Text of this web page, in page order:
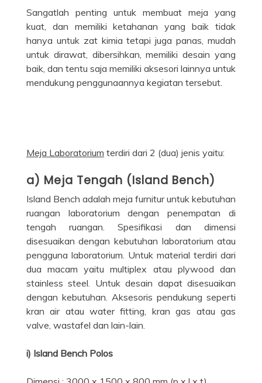
Sangatlah penting untuk membuat meja yang
kuat, dan memiliki ketahanan yang baik tidak
hanya untuk zat kimia tetapi juga panas, mudah
untuk dirawat, dibersihkan, memiliki desain yang
baik, dan tentu saja memiliki aksesori lainnya untuk
mendukung penggunaannya kegiatan tersebut.
Meja Laboratorium terdiri dari 2 (dua) jenis yaitu:
a) Meja Tengah (Island Bench)
Island Bench adalah meja furnitur untuk kebutuhan
ruangan laboratorium dengan penempatan di
tengah ruangan. Spesifikasi dan dimensi
disesuaikan dengan kebutuhan laboratorium atau
pengguna laboratorium. Untuk material terdiri dari
dua macam yaitu multiplex atau plywood dan
stainless steel. Untuk desain dapat disesuaikan
dengan kebutuhan. Aksesoris pendukung seperti
kran air atau water fitting, kran gas atau gas
valve, wastafel dan lain-lain.
i) Island BenchPolos